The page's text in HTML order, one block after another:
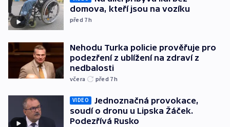
domova, kteří jsou na vozíku
před 7h
Nehodu Turka policie prověřuje pro
podezření z ublížení na zdraví z
nedbalosti
včera před 7h
VIDEO
Jednoznačná provokace,
soudí o dronu u Lipska Žáček.
Podezřívá Rusko